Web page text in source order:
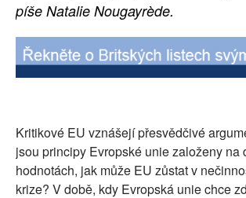
píše Natalie Nougayrède.
Kritikové EU vznášejí přesvědčivé
jsou principy Evropské unie založeny na
hodnotách, jak může EU zůstat v
krize? V době, kdy Evropská unie chce